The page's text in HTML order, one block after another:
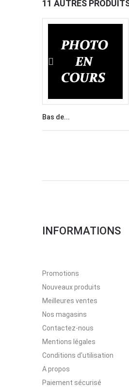
11 AUTRES
Bas de...
INFORMATIONS
Promotions
Nouveaux produits
Meilleures ventes
Nos magasins
Contactez-nous
Mentions légales
Conditions d'utilisation
A propos
Paiement sécurisé